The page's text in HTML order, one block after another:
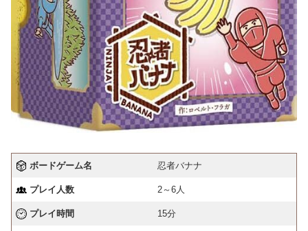
ボードゲーム名 忍者バナナ
プレイ人数 2～6人
プレイ時間 15分